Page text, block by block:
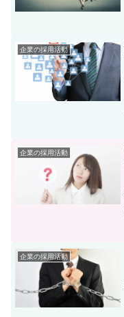
企業の採用活動
企業の採用活動
企業の採用活動